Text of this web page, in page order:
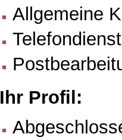
Allgemeine
Telefondienst
Ihr Profil: